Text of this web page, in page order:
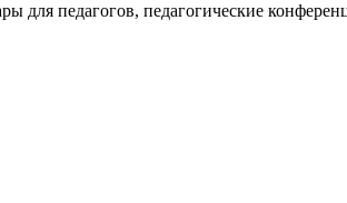
для педагогов, педагогические